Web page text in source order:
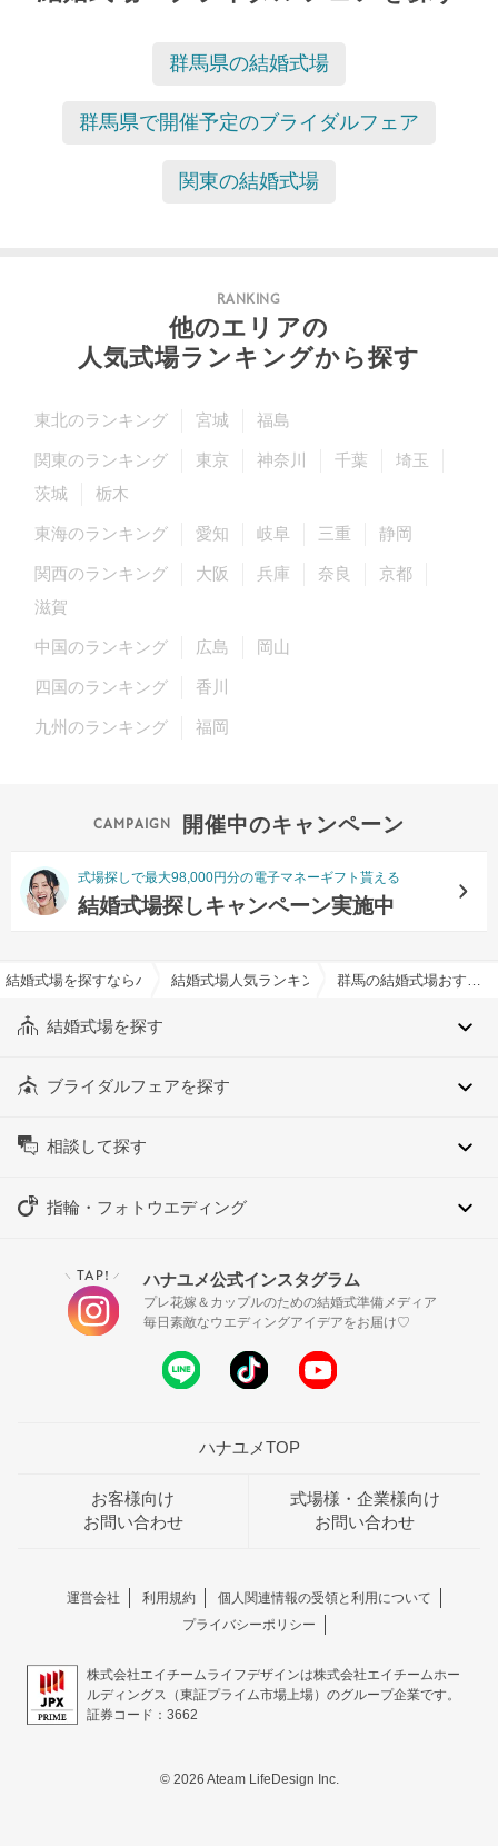
群馬県の結婚式場
群馬県で開催予定のブライダルフェア
関東の結婚式場
RANKING
他のエリアの
人気式場ランキングから探す
東北のランキング 宮城 福島
関東のランキング 東京 神奈川 千葉
埼玉
茨城
栃木
東海のランキング 愛知 岐阜 三重 静岡
関西のランキング 大阪 兵庫 奈良
京都
滋賀
中国のランキング 広島 岡山
四国のランキング 香川
九州のランキング 福岡
開催中のキャンペーン
式場探しで最大98,000円分の電子マネーギフト貰える
結婚式場探しキャンペーン実施中
結婚式場を探すならハナユメ結婚式場人気ランキング
結婚式場を探す
ブライダルフェアを探す
相談して探す
指輪・フォトウエディング
＼ TAP! ／ ハナユメ公式インスタグラム
プレ花嫁＆カップルのための結婚式準備メディア
毎日素敵なウエディングアイデアをお届け♡
ハナユメTOP
お客様向け
お問い合わせ
式場様・企業様向け
お問い合わせ
運営会社 利用規約
個人関連情報の受領と利用について
プライバシーポリシー
株式会社エイチームライフデザインは株式会社エイチームホー
ルディングス（東証プライム市場上場）のグループ企業です。
証券コード：3662
© 2026 Ateam LifeDesign Inc.